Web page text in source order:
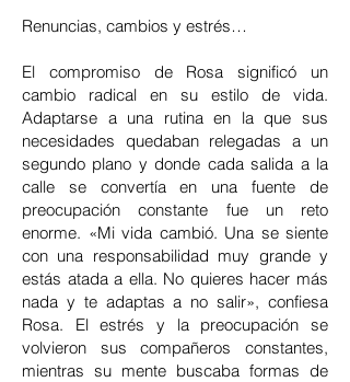
Renuncias, cambios y estrés…
El compromiso de Rosa significó un
cambio radical en su estilo de vida.
Adaptarse a una rutina en la que sus
necesidades quedaban relegadas a un
segundo plano y donde cada salida a la
calle se convertía en una fuente de
preocupación constante fue un reto
enorme. «Mi vida cambió. Una se siente
con una responsabilidad muy grande y
estás atada a ella. No quieres hacer más
nada y te adaptas a no salir», confiesa
Rosa. El estrés y la preocupación se
volvieron sus compañeros constantes,
mientras su mente buscaba formas de